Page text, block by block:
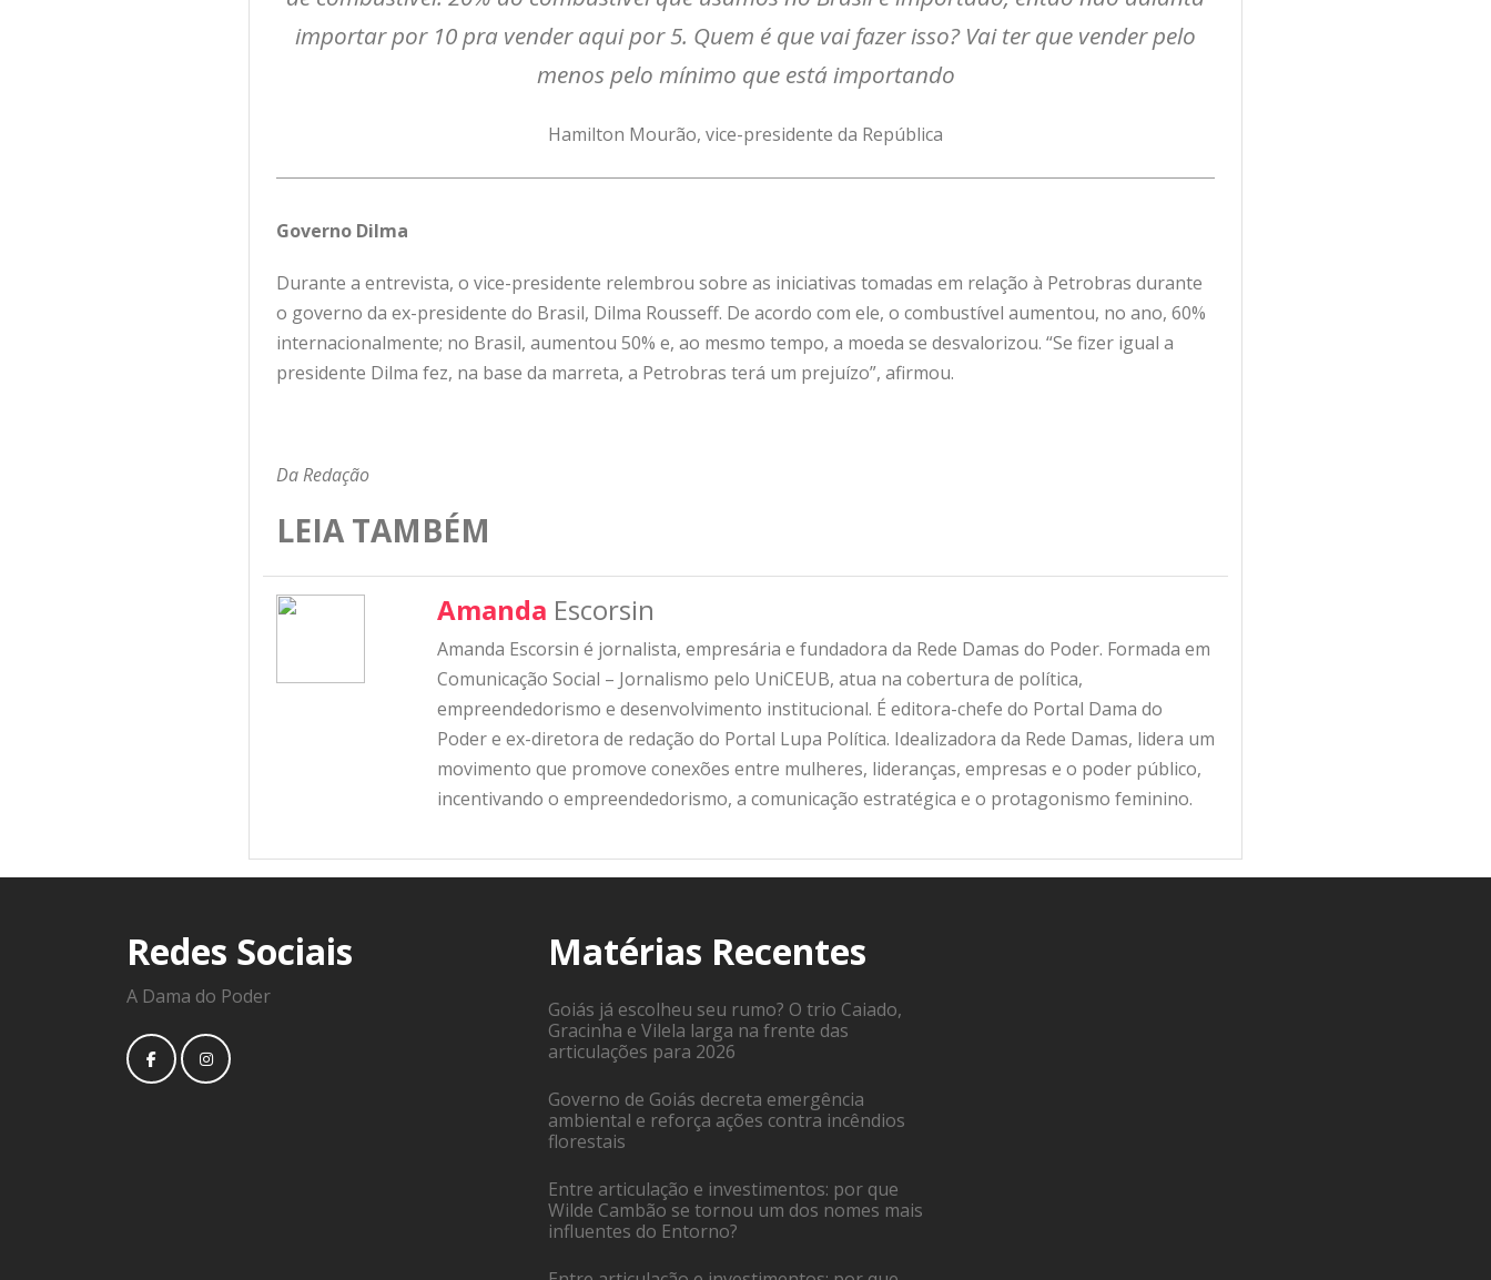
importar por 10 pra vender aqui por 5. Quem é que vai fazer isso? Vai ter que vender pelo
menos pelo mínimo que está importando
Hamilton Mourão, vice-presidente da República
Governo Dilma
Durante a entrevista, o vice-presidente relembrou sobre as iniciativas tomadas em relação à Petrobras durante
o governo da ex-presidente do Brasil, Dilma Rousseff. De acordo com ele, o combustível aumentou, no ano, 60%
internacionalmente; no Brasil, aumentou 50% e, ao mesmo tempo, a moeda se desvalorizou. “Se fizer igual a
presidente Dilma fez, na base da marreta, a Petrobras terá um prejuízo”, afirmou.
Da Redação
LEIA TAMBÉM
Amanda Escorsin
Amanda Escorsin é jornalista, empresária e fundadora da Rede Damas do Poder. Formada em
Comunicação Social – Jornalismo pelo UniCEUB, atua na cobertura de política,
empreendedorismo e desenvolvimento institucional. É editora-chefe do Portal Dama do
Poder e ex-diretora de redação do Portal Lupa Política. Idealizadora da Rede Damas, lidera um
movimento que promove conexões entre mulheres, lideranças, empresas e o poder público,
incentivando o empreendedorismo, a comunicação estratégica e o protagonismo feminino.
Redes Sociais
A Dama do Poder
Matérias Recentes
Goiás já escolheu seu rumo? O trio Caiado,
Gracinha e Vilela larga na frente das
articulações para 2026
Governo de Goiás decreta emergência
ambiental e reforça ações contra incêndios
florestais
Entre articulação e investimentos: por que
Wilde Cambão se tornou um dos nomes mais
influentes do Entorno?